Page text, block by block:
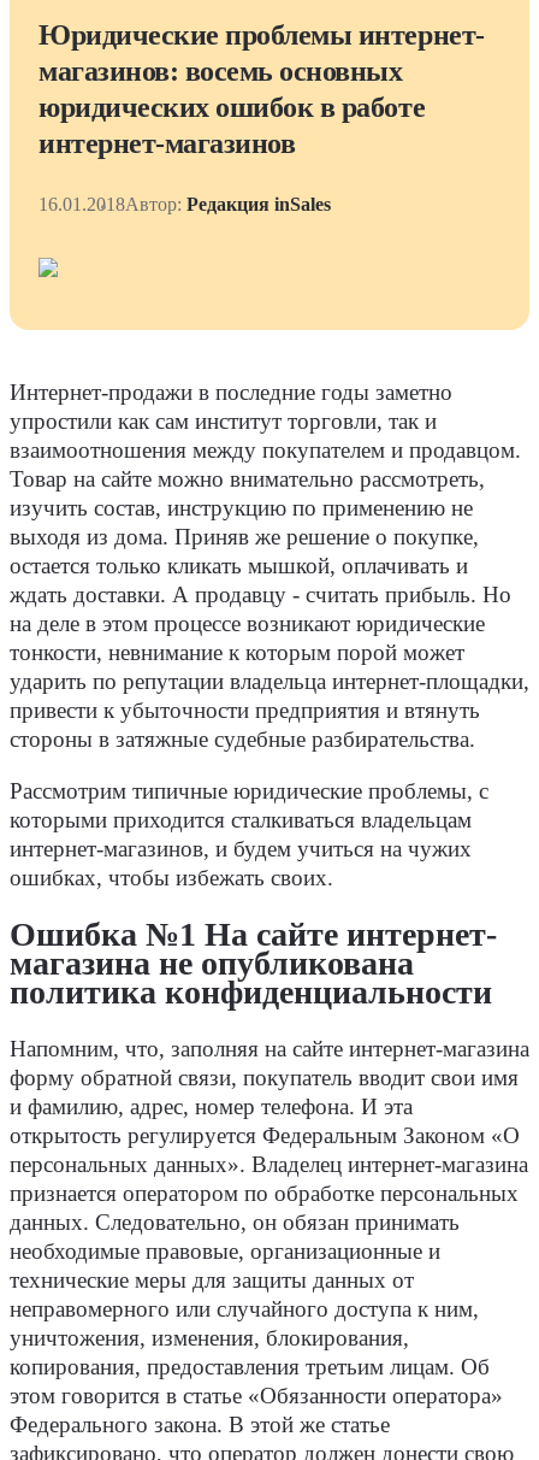
Юридические проблемы интернет-
магазинов: восемь основных
юридических ошибок в работе
интернет-магазинов
16.01.2018Автор: Редакция inSales
Интернет-продажи в последние годы заметно
упростили как сам институт торговли, так и
взаимоотношения между покупателем и продавцом.
Товар на сайте можно внимательно рассмотреть,
изучить состав, инструкцию по применению не
выходя из дома. Приняв же решение о покупке,
остается только кликать мышкой, оплачивать и
ждать доставки. А продавцу - считать прибыль. Но
на деле в этом процессе возникают юридические
тонкости, невнимание к которым порой может
ударить по репутации владельца интернет-площадки,
привести к убыточности предприятия и втянуть
стороны в затяжные судебные разбирательства.
Рассмотрим типичные юридические проблемы, с
которыми приходится сталкиваться владельцам
интернет-магазинов, и будем учиться на чужих
ошибках, чтобы избежать своих.
Ошибка №1 На сайте интернет-
магазина не опубликована
политика конфиденциальности
Напомним, что, заполняя на сайте интернет-магазина
форму обратной связи, покупатель вводит свои имя
и фамилию, адрес, номер телефона. И эта
открытость регулируется Федеральным Законом «О
персональных данных». Владелец интернет-магазина
признается оператором по обработке персональных
данных. Следовательно, он обязан принимать
необходимые правовые, организационные и
технические меры для защиты данных от
неправомерного или случайного доступа к ним,
уничтожения, изменения, блокирования,
копирования, предоставления третьим лицам. Об
этом говорится в статье «Обязанности оператора»
Федерального закона. В этой же статье
зафиксировано, что оператор должен донести свою